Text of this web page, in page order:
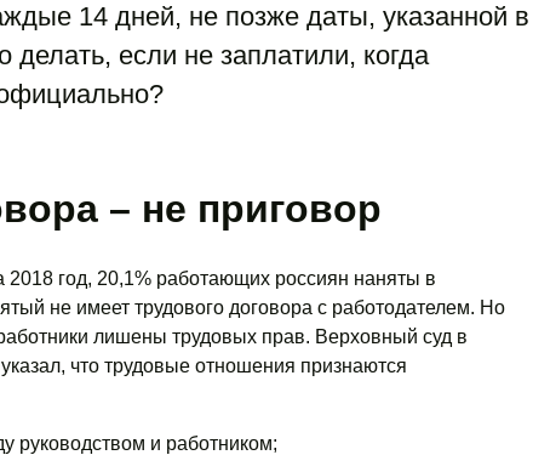
14 дней, не позже даты, указанной в
делать, если не заплатили, когда
– не приговор
2018 год, 20,1% работающих россиян наняты в
не имеет трудового договора с работодателем. Но
лишены трудовых прав. Верховный суд в
указал, что трудовые отношения признаются
руководством и работником;